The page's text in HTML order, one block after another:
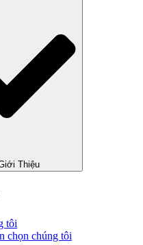
Thiệu
tôi
chọn chúng tôi